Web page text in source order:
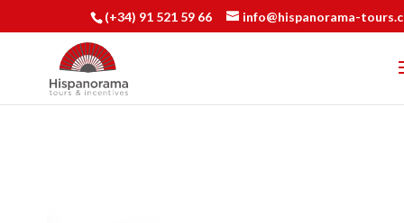
(+34) 91 521 59 66 info@hispanorama-